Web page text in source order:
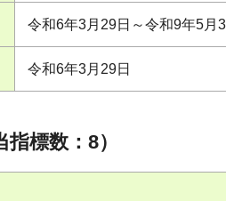
令和6年3月29日～令和9年5月
令和6年3月29日
標数：8）